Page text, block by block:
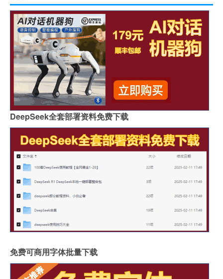
DeepSeek全套部署资料免费下载
免费可商用字体批量下载